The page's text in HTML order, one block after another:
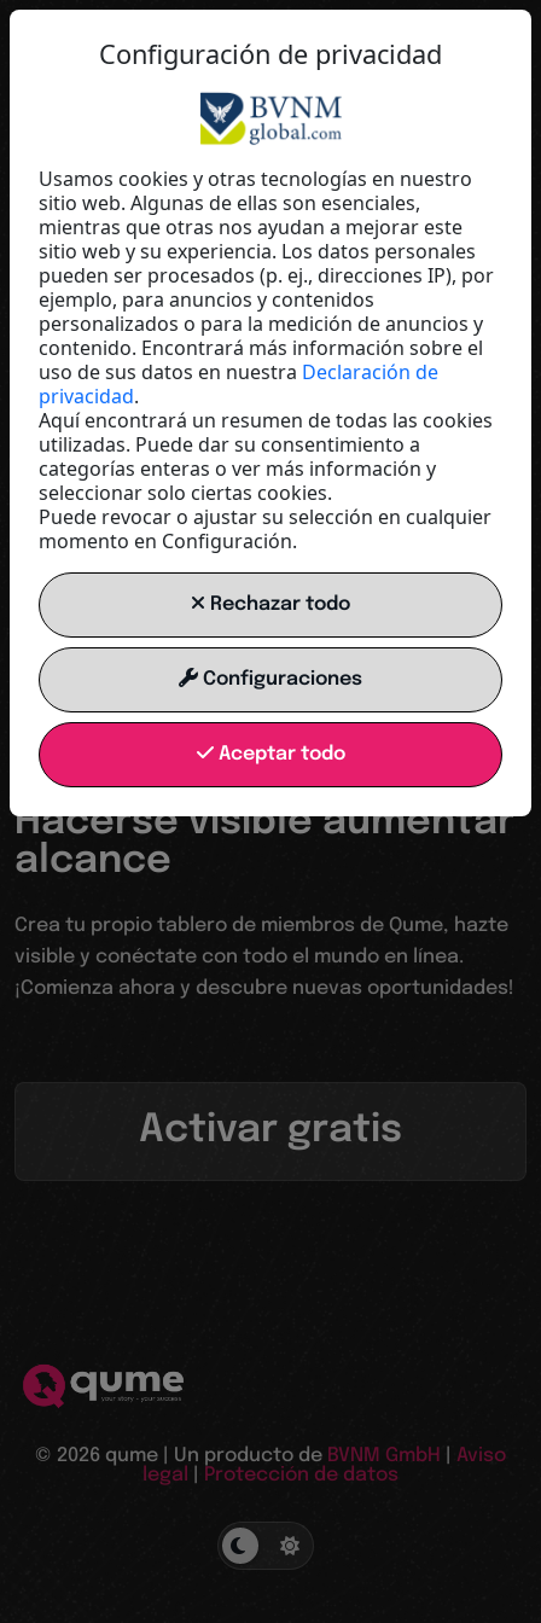
ES
Elisabeth Wodicka
GKMI-Institut für
Persönlichkeitsentfaltung
Austria
Tu trampolín hacia un mundo digital
Hacerse visible aumentar
alcance
Crea tu propio tablero de miembros de Qume, hazte
visible y conéctate con todo el mundo en línea.
¡Comienza ahora y descubre nuevas oportunidades!
Activar gratis
© 2026 qume | Un producto de BVNM GmbH
Aviso
legal
Protección de datos
Configuración de privacidad
Usamos cookies y otras tecnologías en nuestro
sitio web. Algunas de ellas son esenciales,
mientras que otras nos ayudan a mejorar este
sitio web y su experiencia. Los datos personales
pueden ser procesados (p. ej., direcciones IP), por
ejemplo, para anuncios y contenidos
personalizados o para la medición de anuncios y
contenido. Encontrará más información sobre el
uso de sus datos en nuestra Declaración de
privacidad.
Aquí encontrará un resumen de todas las cookies
utilizadas. Puede dar su consentimiento a
categorías enteras o ver más información y
seleccionar solo ciertas cookies.
Puede revocar o ajustar su selección en cualquier
momento en Configuración.
Rechazar todo
Configuraciones
Aceptar todo